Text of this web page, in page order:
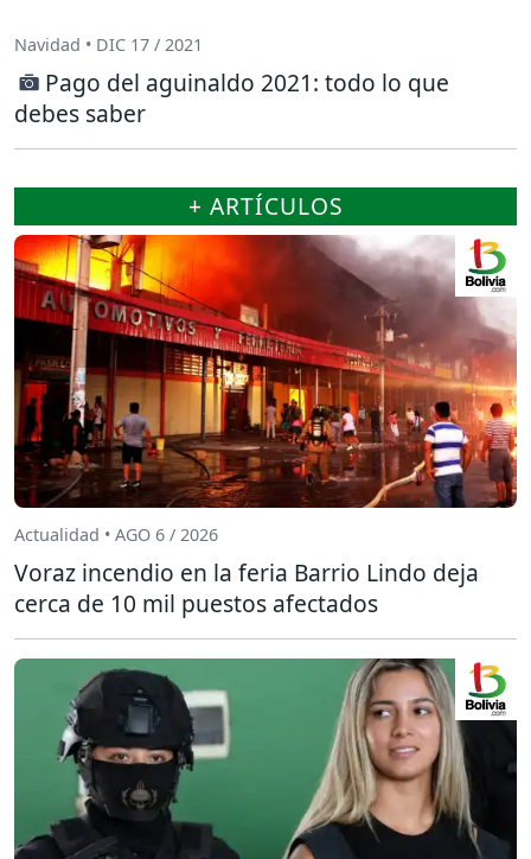
Navidad • DIC 17 / 2021
Pago del aguinaldo 2021: todo lo que
debes saber
+ ARTÍCULOS
Actualidad • AGO 6 / 2026
Voraz incendio en la feria Barrio Lindo deja
cerca de 10 mil puestos afectados